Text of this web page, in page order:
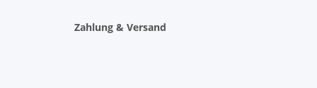
Zahlung & Versand